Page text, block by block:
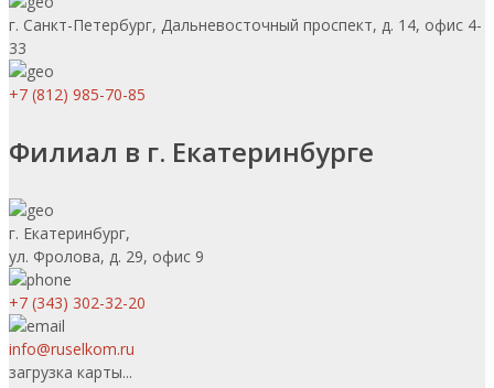
г. Санкт-Петербург, Дальневосточный проспект, д. 14, офис 4-
33
+7 (812) 985-70-85
Филиал в г. Екатеринбурге
г. Екатеринбург,
ул. Фролова, д. 29, офис 9
+7 (343) 302-32-20
info@ruselkom.ru
загрузка карты...